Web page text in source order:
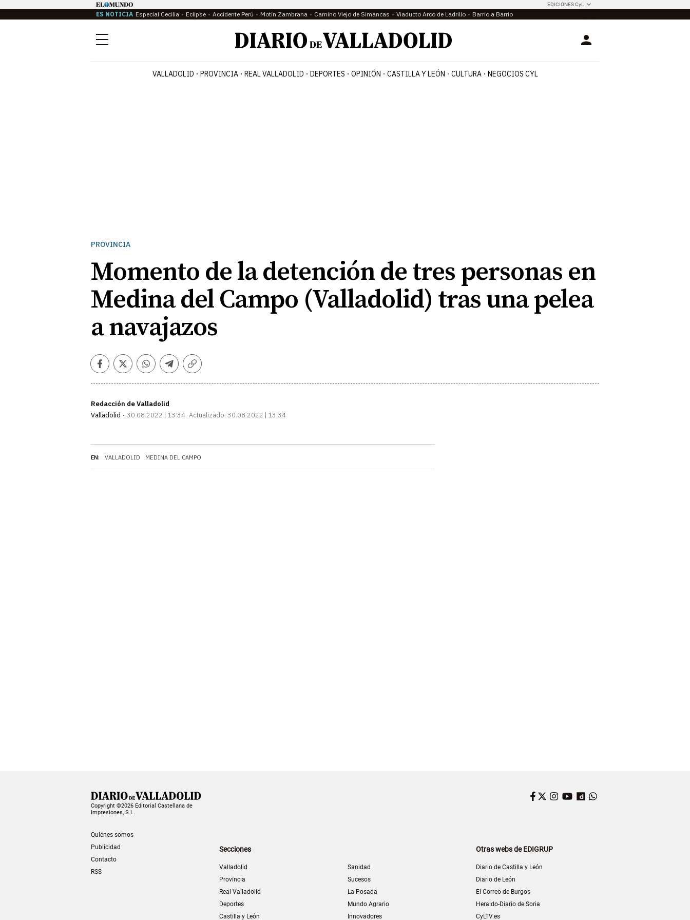
EDICIONES CyL
ES NOTICIA Especial Cecilia Eclipse Accidente Perú Motín Zambrana Camino Viejo de Simancas Viaducto Arco de Ladrillo Barrio a Barrio
Menú Login
VALLADOLID PROVINCIA REAL VALLADOLID DEPORTES OPINIÓN CASTILLA Y LEÓN CULTURA NEGOCIOS CYL
PROVINCIA
Momento de la detención de tres personas en
Medina del Campo (Valladolid) tras una pelea
a navajazos
Facebook
TwitterWhatsapp
Telegram
Copiar
Redacción de Valladolid
Valladolid
30.08.2022 | 13:34 Actualizado: 30.08.2022 | 13:34
EN: VALLADOLID MEDINA DEL CAMPO
Copyright ©2026 Editorial Castellana de
Impresiones, S.L.
Quiénes somos
Publicidad
Contacto
RSS
Facebook
Twitter
Instagram
YouTube
Dailymotion
Secciones
Valladolid
Provincia
Real Valladolid
Deportes
Castilla y León
Sanidad
Sucesos
La Posada
Mundo Agrario
Innovadores
Otras webs de EDIGRUP
Diario de Castilla y León
Diario de León
El Correo de Burgos
Heraldo-Diario de Soria
CyLTV.es